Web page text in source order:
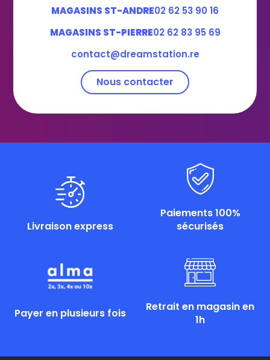
MAGASINS ST-ANDRE02 62 53 90 16
MAGASINS ST-PIERRE02 62 83 95 69
contact@dreamstation.re
Nous contacter
Livraison express
Paiements 100%
sécurisés
Payer en plusieurs fois
Retrait en magasin en
1h